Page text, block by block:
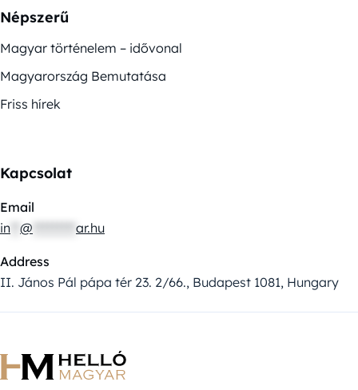
Népszerű
Magyar történelem – idővonal
Magyarország Bemutatása
Friss hírek
Kapcsolat
Email
in @ ar.hu
Address
II. János Pál pápa tér 23. 2/66., Budapest 1081, Hungary